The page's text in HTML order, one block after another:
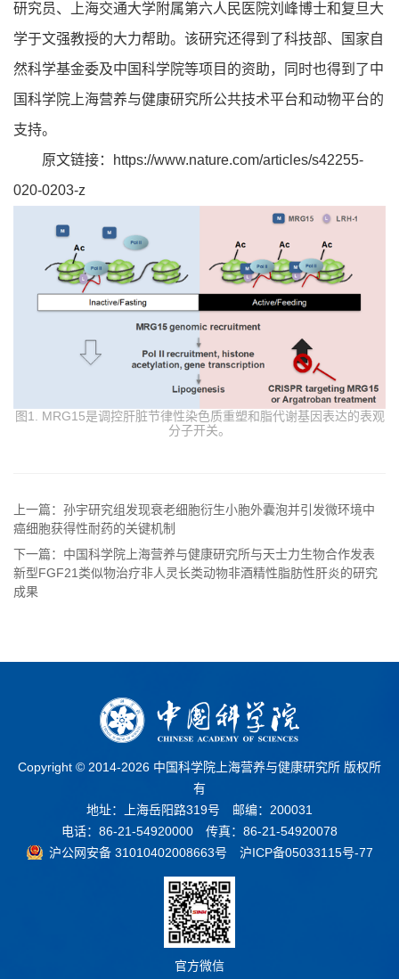
研究员、上海交通大学附属第六人民医院刘峰博士和复旦大
学于文强教授的大力帮助。该研究还得到了科技部、国家自
然科学基金委及中国科学院等项目的资助，同时也得到了中
国科学院上海营养与健康研究所公共技术平台和动物平台的
支持。
原文链接：
https://www.nature.com/articles/s42255-
020-0203-z
图1. MRG15是调控肝脏节律性染色质重塑和脂代谢基因表达的表观
分子开关。
上一篇：孙宇研究组发现衰老细胞衍生小胞外囊泡并引发微环境中
癌细胞获得性耐药的关键机制
下一篇：中国科学院上海营养与健康研究所与天士力生物合作发表
新型FGF21类似物治疗非人灵长类动物非酒精性脂肪性肝炎的研究
成果
Copyright © 2014-2026 中国科学院上海营养与健康研究所 版权所
有
地址：上海岳阳路319号 邮编：200031
电话：86-21-54920000 传真：86-21-54920078
沪公网安备 31010402008663号
沪ICP备05033115号-77
官方微信